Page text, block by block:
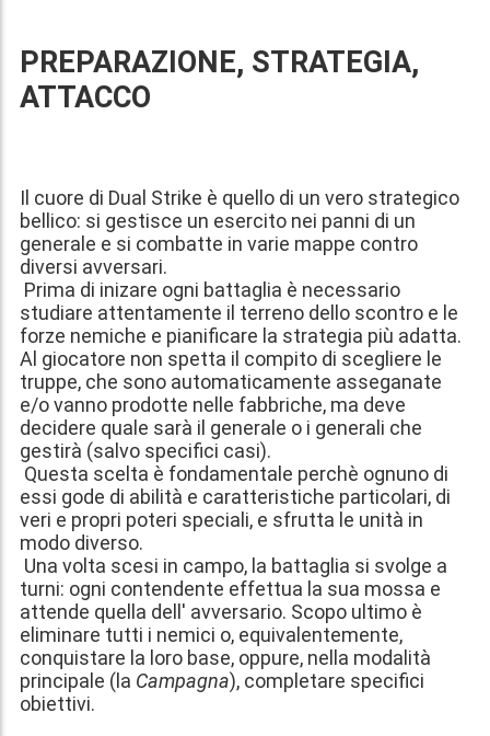
PREPARAZIONE, STRATEGIA,
ATTACCO
Il cuore di Dual Strike è quello di un vero strategico
bellico: si gestisce un esercito nei panni di un
generale e si combatte in varie mappe contro
diversi avversari.
Prima di inizare ogni battaglia è necessario
studiare attentamente il terreno dello scontro e le
forze nemiche e pianificare la strategia più adatta.
Al giocatore non spetta il compito di scegliere le
truppe, che sono automaticamente asseganate
e/o vanno prodotte nelle fabbriche, ma deve
decidere quale sarà il generale o i generali che
gestirà (salvo specifici casi).
Questa scelta è fondamentale perchè ognuno di
essi gode di abilità e caratteristiche particolari, di
veri e propri poteri speciali, e sfrutta le unità in
modo diverso.
Una volta scesi in campo, la battaglia si svolge a
turni: ogni contendente effettua la sua mossa e
attende quella dell' avversario. Scopo ultimo è
eliminare tutti i nemici o, equivalentemente,
conquistare la loro base, oppure, nella modalità
principale (la Campagna), completare specifici
obiettivi.